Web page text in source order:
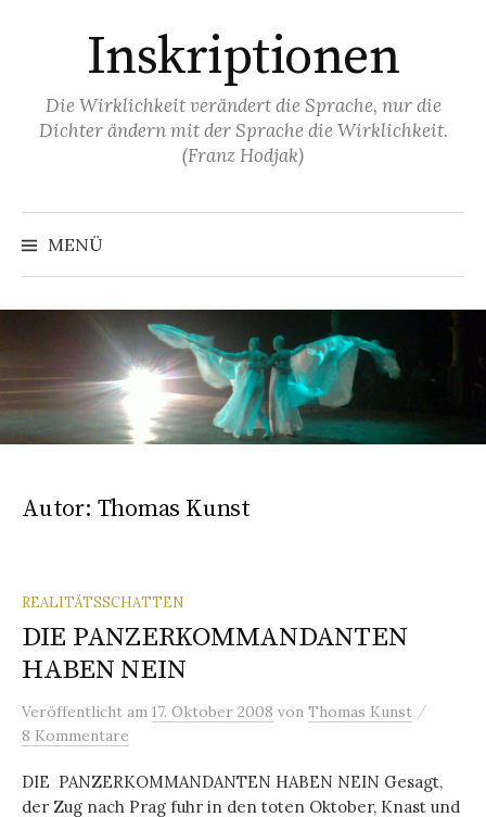
Inskriptionen
Die Wirklichkeit verändert die Sprache, nur die
Dichter ändern mit der Sprache die Wirklichkeit.
(Franz Hodjak)
MENÜ
Autor: Thomas Kunst
REALITÄTSSCHATTEN
DIE PANZERKOMMANDANTEN
HABEN NEIN
Veröffentlicht am 17. Oktober 2008 von Thomas Kunst /
8 Kommentare
DIE PANZERKOMMANDANTEN HABEN NEIN Gesagt,
der Zug nach Prag fuhr in den toten Oktober, Knast und